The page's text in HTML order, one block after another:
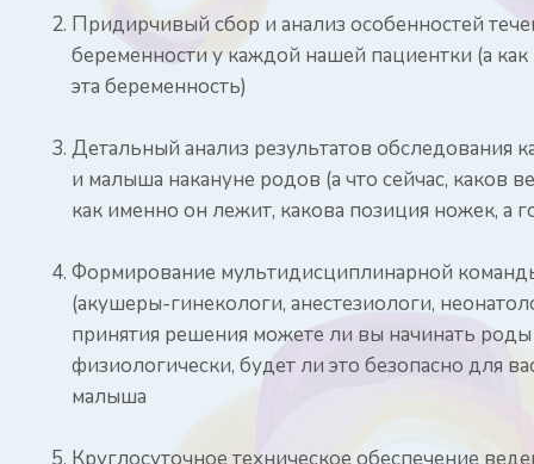
Придирчивый сбор и анализ особенностей
беременности у каждой нашей пациентки (а как
эта беременность)
Детальный анализ результатов обследования
и малыша накануне родов (а что сейчас, каков
как именно он лежит, какова позиция ножек, а
Формирование мультидисциплинарной
(акушеры-гинекологи, анестезиологи,
принятия решения можете ли вы начинать роды
физиологически, будет ли это безопасно для
малыша